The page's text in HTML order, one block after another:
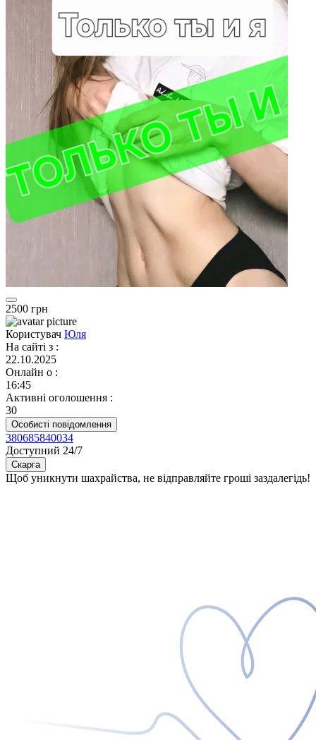
2500 грн
Користувач Юля
На сайті з :
22.10.2025
Онлайн о :
16:45
Активні оголошення :
30
Особисті повідомлення
380685840034
Доступний 24/7
Скарга
Щоб уникнути шахрайства, не відправляйте гроші заздалегідь!